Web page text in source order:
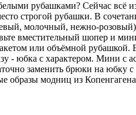
рубашками? Сейчас всё
строгой рубашки. В
молочный, нежно-
вместительный шопер и
или объёмной рубашкой.
юбка с характером. Мини с
заменить брюки на юбку
образы модниц из